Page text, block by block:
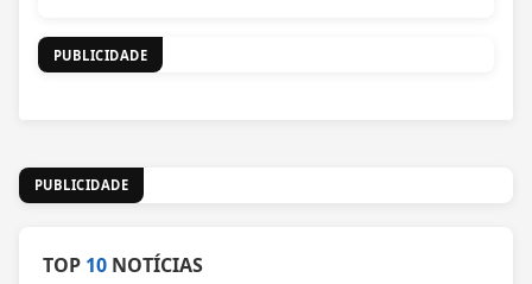
PUBLICIDADE
PUBLICIDADE
TOP 10 NOTÍCIAS